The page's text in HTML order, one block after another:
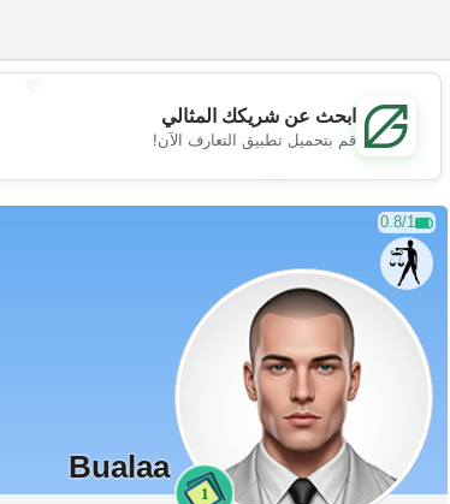
💕
ابحث عن شريكك المثالي
قم بتحميل تطبيق التعارف الآن!
0.8/1
1
Bualaa